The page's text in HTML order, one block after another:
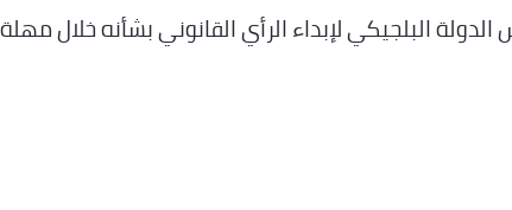
البلجيكي لإبداء الرأي القانوني بشأنه خلال مهلة